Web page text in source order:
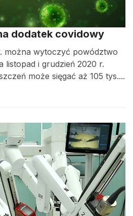
dodatek covidowy
można wytoczyć powództwo
listopad i grudzień 2020 r.
może sięgać aż 105 tys....